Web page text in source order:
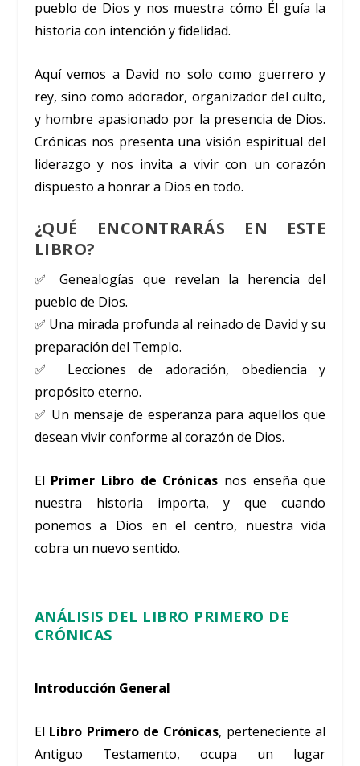
pueblo de Dios y nos muestra cómo Él guía la
historia con intención y fidelidad.
Aquí vemos a David no solo como guerrero y
rey, sino como adorador, organizador del culto,
y hombre apasionado por la presencia de Dios.
Crónicas nos presenta una visión espiritual del
liderazgo y nos invita a vivir con un corazón
dispuesto a honrar a Dios en todo.
¿QUÉ ENCONTRARÁS EN ESTE
LIBRO?
✅ Genealogías que revelan la herencia del
pueblo de Dios.
✅ Una mirada profunda al reinado de David y su
preparación del Templo.
✅ Lecciones de adoración, obediencia y
propósito eterno.
✅ Un mensaje de esperanza para aquellos que
desean vivir conforme al corazón de Dios.
El Primer Libro de Crónicas nos enseña que
nuestra historia importa, y que cuando
ponemos a Dios en el centro, nuestra vida
cobra un nuevo sentido.
ANÁLISIS DEL LIBRO PRIMERO DE
CRÓNICAS
Introducción General
El Libro Primero de Crónicas, perteneciente al
Antiguo Testamento, ocupa un lugar